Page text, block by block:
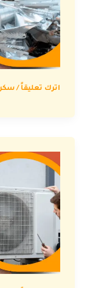
اترك تعليقاً /